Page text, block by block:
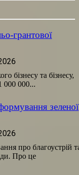
грантової
бізнесу та бізнесу,
000 000...
зеленої
про благоустрій
це